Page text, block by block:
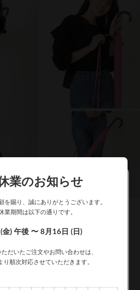
業のお知らせ
を賜り、誠にありがとうございます。
業期間は以下の通りです。
金) 午後 〜 8月16日 (日)
だいたご注文やお問い合わせは、
り順次対応させていただきます。